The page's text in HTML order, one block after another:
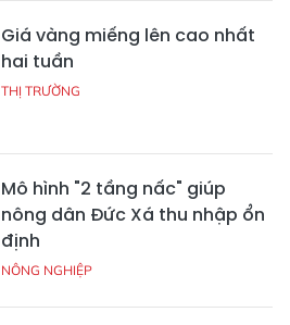
Giá vàng miếng lên cao nhất
hai tuần
THỊ TRƯỜNG
Mô hình "2 tầng nấc" giúp
nông dân Đức Xá thu nhập ổn
định
NÔNG NGHIỆP